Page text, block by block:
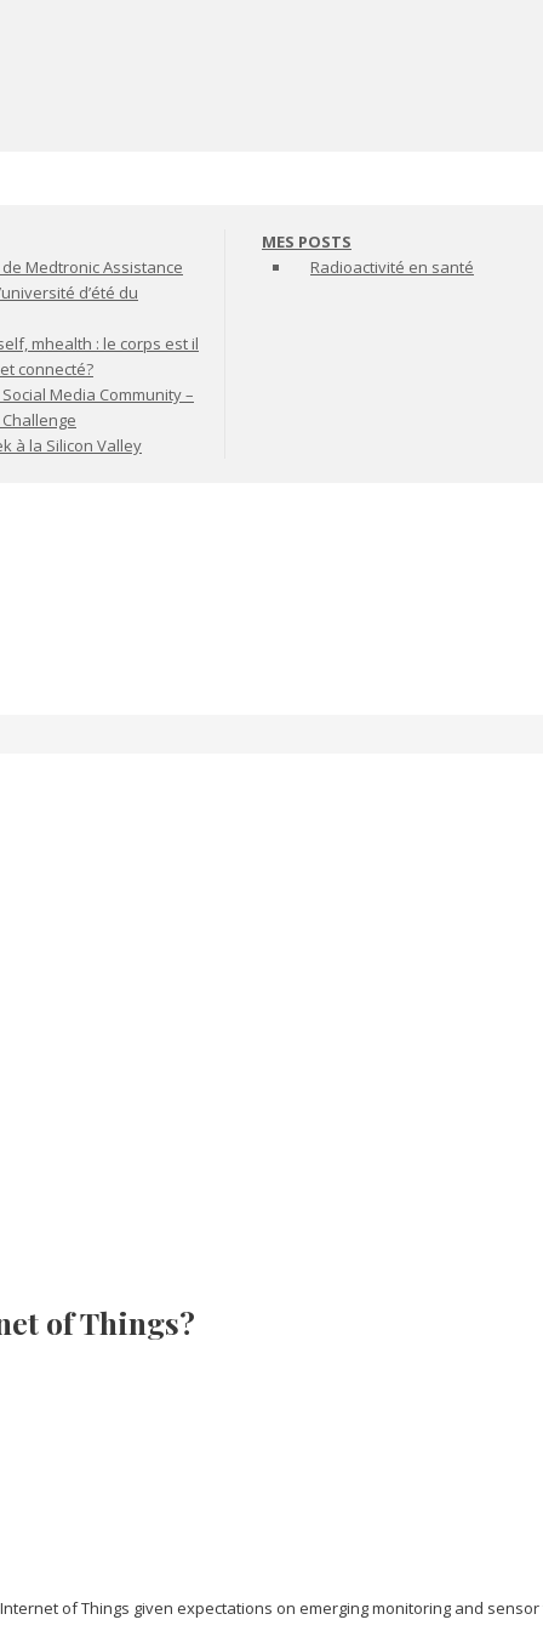
Medtronic Assistance
d’été du
mhealth : le corps est il
connecté?
Media Community –
à la Silicon Valley
MES POSTS
Radioactivité en santé
of Things?
of Things given expectations on emerging monitoring and